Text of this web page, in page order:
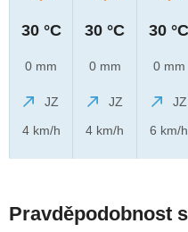
30 °C
0 mm
JZ
4 km/h
30 °C
0 mm
JZ
4 km/h
30 °C
0 mm
JZ
6 km/h
Pravděpodobnost